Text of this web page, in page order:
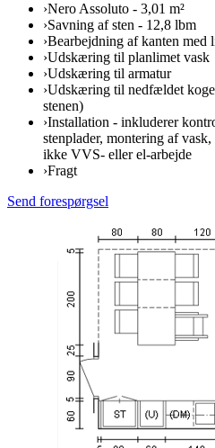
›Nero Assoluto - 3,01 m²
›Savning af sten - 12,8 lbm
›Bearbejdning af kanten
›Udskæring til planlimet vask
›Udskæring til armatur
›Udskæring til nedfældet
stenen)
›Installation - inkluderer
stenplader, montering af
ikke VVS- eller el-arbejde
›Fragt
Send forespørgsel